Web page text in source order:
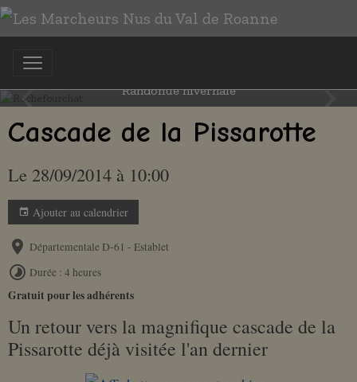
Randonue hivernale
Cascade de la Pissarotte
Le 28/09/2014 à 10:00
Ajouter au calendrier
Départementale D-61 - Establet
Durée : 4 heures
Gratuit pour les adhérents
Un retour vers la magnifique cascade de la
Pissarotte déjà visitée l'an dernier